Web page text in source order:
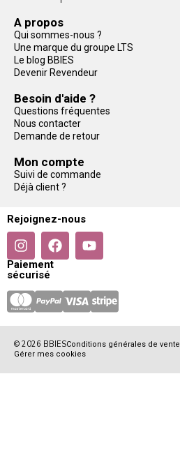
A propos
Qui sommes-nous ?
Une marque du groupe LTS
Le blog BBIES
Devenir Revendeur
Besoin d'aide ?
Questions fréquentes
Nous contacter
Demande de retour
Mon compte
Suivi de commande
Déjà client ?
Rejoignez-nous
Paiement
sécurisé
© 2026 BBIESConditions générales de vente
Gérer mes cookies